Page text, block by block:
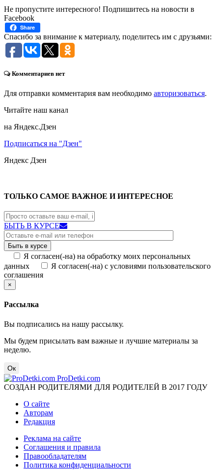
Не пропустите интересного! Подпишитесь на новости в
Facebook
Share
Спасибо за внимание к материалу, поделитесь им с друзьями:
Комментариев нет
Для отправки комментария вам необходимо авторизоваться.
Читайте наш канал
на Яндекс.Дзен
Подписаться на "Дзен"
Яндекс Дзен
ТОЛЬКО САМОЕ ВАЖНОЕ И ИНТЕРЕСНОЕ
БЫТЬ В КУРСЕ
Я согласен(-на) на обработку моих персональных
данных
Я согласен(-на) с условиями пользовательского
соглашения
×
Рассылка
Вы подписались на нашу рассылку.
Мы будем присылать вам важные и лучшие материалы за
неделю.
Ок
ProDetki.com
СОЗДАН РОДИТЕЛЯМИ ДЛЯ РОДИТЕЛЕЙ В 2017 ГОДУ
О сайте
Авторам
Редакция
Реклама на сайте
Соглашения и правила
Правообладателям
Политика конфиденциальности